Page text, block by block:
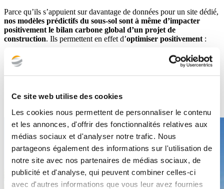
Ce site web utilise des cookies
Les cookies nous permettent de personnaliser le contenu
et les annonces, d'offrir des fonctionnalités relatives aux
médias sociaux et d'analyser notre trafic. Nous
partageons également des informations sur l'utilisation de
notre site avec nos partenaires de médias sociaux, de
publicité et d'analyse, qui peuvent combiner celles-ci
avec d'autres informations que vous leur avez fournies
Parce qu’ils s’appuient sur davantage de données pour un site dédié,
nos modèles prédictifs du sous-sol sont à même d’impacter
positivement le bilan carbone global d’un projet de
construction. Ils permettent en effet d’optimiser positivement :
solutions de travaux
associées
-240 tCO2eq
: l’impact carbone de l'utilisation de